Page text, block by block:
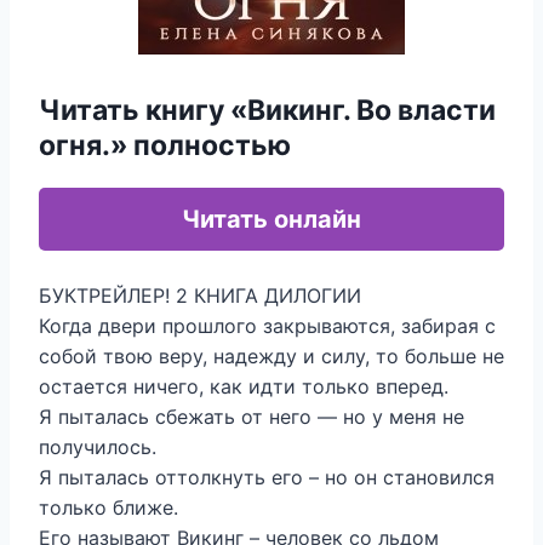
Читать книгу «Викинг. Во власти
огня.» полностью
Читать онлайн
БУКТРЕЙЛЕР! 2 КНИГА ДИЛОГИИ
Когда двери прошлого закрываются, забирая с
собой твою веру, надежду и силу, то больше не
остается ничего, как идти только вперед.
Я пыталась сбежать от него — но у меня не
получилось.
Я пыталась оттолкнуть его – но он становился
только ближе.
Его называют Викинг – человек со льдом